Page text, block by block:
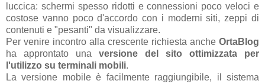
luccica: schermi spesso ridotti e connessioni poco veloci e
costose vanno poco d'accordo con i moderni siti, zeppi di
contenuti e "pesanti" da visualizzare.
Per venire incontro alla crescente richiesta anche OrtaBlog
ha approntato una versione del sito ottimizzata per
l'utilizzo su terminali mobili.
La versione mobile è facilmente raggiungibile, il sistema